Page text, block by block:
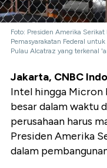
Foto: Presiden Amerika
Pemasyarakatan Federal
Pulau Alcatraz yang terkenal
Jakarta, CNBC
Intel hingga Micron
besar dalam waktu
perusahaan harus
Presiden Amerika
dalam